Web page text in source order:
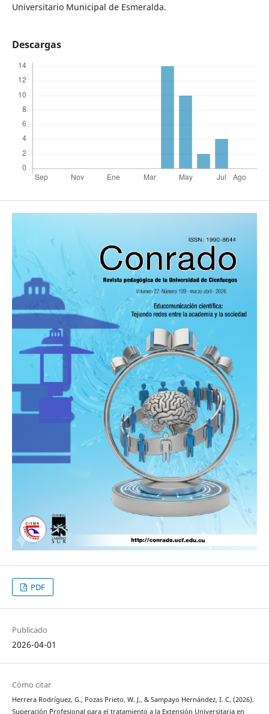
Universitario Municipal de Esmeralda.
Descargas
PDF
Publicado
2026-04-01
Cómo citar
Herrera Rodríguez, G., Pozas Prieto, W. J., & Sampayo Hernández, I. C. (2026).
Superación Profesional para el tratamiento a la Extensión Universitaria en